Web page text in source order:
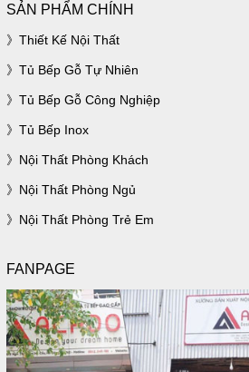
SẢN PHẨM CHÍNH
Thiết Kế Nội Thất
Tủ Bếp Gỗ Tự Nhiên
Tủ Bếp Gỗ Công Nghiệp
Tủ Bếp Inox
Nội Thất Phòng Khách
Nội Thất Phòng Ngủ
Nội Thất Phòng Trẻ Em
FANPAGE